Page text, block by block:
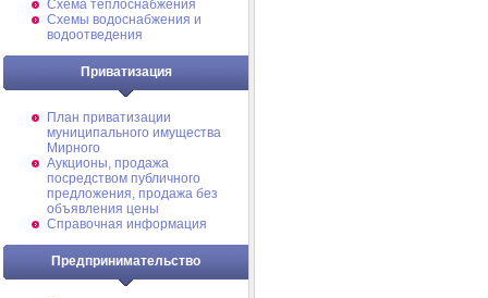
Схема теплоснабжения
Схемы водоснабжения и
водоотведения
Приватизация
План приватизации
муниципального имущества
Мирного
Аукционы, продажа
посредством публичного
предложения, продажа без
объявления цены
Справочная информация
Предпринимательство